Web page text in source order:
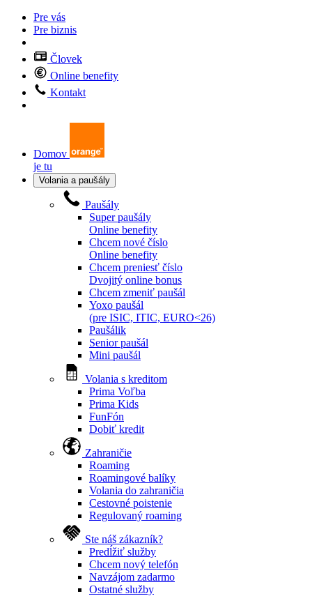
Pre vás
Pre biznis
Človek
Online benefity
Kontakt
Domov
je tu
Volania a paušály
Paušály
Super paušály
Online benefity
Chcem nové číslo
Online benefity
Chcem preniesť číslo
Dvojitý online bonus
Chcem zmeniť paušál
Yoxo paušál
(pre ISIC, ITIC, EURO<26)
Paušálik
Senior paušál
Mini paušál
Volania s kreditom
Prima Voľba
Prima Kids
FunFón
Dobiť kredit
Zahraničie
Roaming
Roamingové balíky
Volania do zahraničia
Cestovné poistenie
Regulovaný roaming
Ste náš zákazník?
Predĺžiť služby
Chcem nový telefón
Navzájom zadarmo
Ostatné služby